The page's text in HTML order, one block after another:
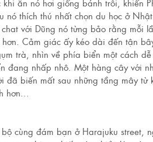
nó thích thú nhất chọn du học ở
với Dũng nó từng bảo rằng mỗi
Cảm giác ấy kéo dài đến tận
trà, nhìn về phía biển một cách
đang nhấp nhô. Một hàng cây với
đã biến mất sau những tầng mây
hơn...
cùng đám bạn ở Harajuku street,